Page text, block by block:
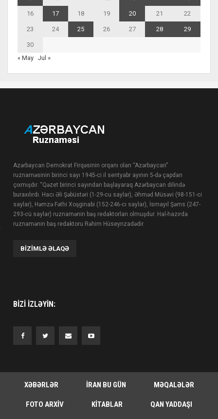
16 17 18 19 20 21 22
23 24 25 26 27 28 29
30
« May Jul »
Azərbaycan Demokrat Firqəsinin orqanı olan “Azərbaycan”
ruznaməsinin birinci sayı 1945-ci il sentyabr ayının 5-də çapdan
çıxmışdır. “Qəzet birinci sayından başlayaraq Azərbaycan dilində
buraxılırdı. Hacı Əli Şəbüstəri (1-29-cu saylar), Əhməd Müsəvi (98-151-ci
saylar), Həmzə Fəthi Xoşginabi (152-246-cı saylar), İsmayıl Şəms (247-
293-cü saylar) ruznamənin baş redaktorları olmuşdur. Hal-hazırda
ruznamənin baş redaktoru Rəhim Hüseynzadədir.
BIZIMLƏ ƏLAQƏ
BIZI IZLƏYIN:
XƏBƏRLƏR İRAN BU GÜN MƏQALƏLƏR
FOTO ARXIV KITABLAR QAN YADDAŞI